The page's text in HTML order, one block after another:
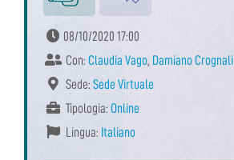
08/10/2020 17:00
Con: Claudia Vago, Damiano Crognali
Sede: Sede Virtuale
Tipologia: Online
Lingua: Italiano